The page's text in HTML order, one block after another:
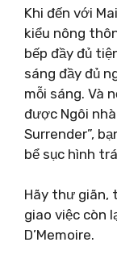
Khi đến với
kiểu nông
bếp đầy đủ
sáng đầy đủ
mỗi sáng. Và
được Ngôi
Surrender”,
bể sục hình
Hãy thư giãn,
giao việc còn
D’Memoire.